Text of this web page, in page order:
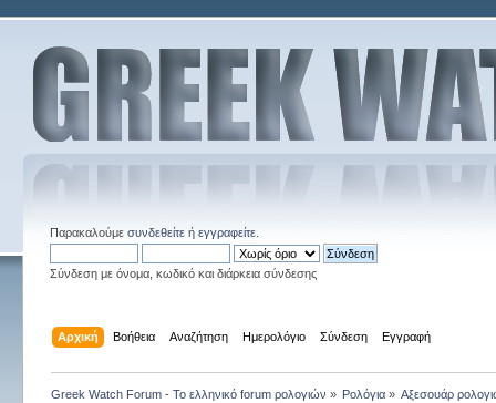
Παρακαλούμε συνδεθείτεή εγγραφείτε.
Σύνδεση με όνομα, κωδικό και διάρκεια σύνδεσης
Αρχική Βοήθεια Αναζήτηση Ημερολόγιο Σύνδεση Εγγραφή
Greek Watch Forum - Το ελληνικό forum ρολογιών » Ρολόγια » Αξεσουάρ